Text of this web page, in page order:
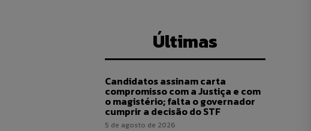
Últimas
Candidatos assinam carta
compromisso com a Justiça e com
o magistério; falta o governador
cumprir a decisão do STF
5 de agosto de 2026